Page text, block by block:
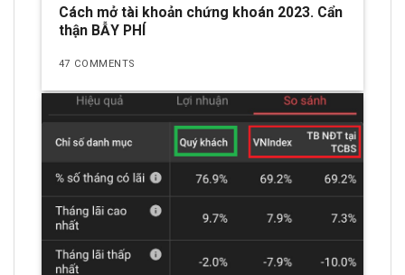
Cách mở tài khoản chứng khoán 2023. Cẩn
thận BẪY PHÍ
47 COMMENTS